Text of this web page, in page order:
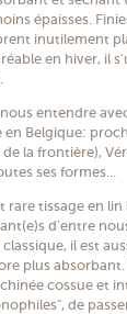
épaisses.
inutilement
en hiver, il
entendre
en Belgique:
la frontière),
ses formes...
rare tissage en
d'entre
il est
plus
cossue et
de